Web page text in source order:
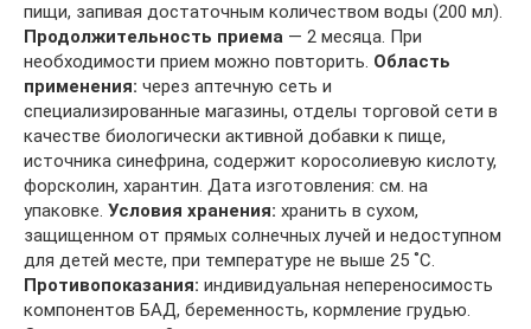
пищи, запивая достаточным количеством воды (200 мл).
Продолжительность приема — 2 месяца. При
необходимости прием можно повторить. Область
применения: через аптечную сеть и
специализированные магазины, отделы торговой сети в
качестве биологически активной добавки к пище,
источника синефрина, содержит коросолиевую кислоту,
форсколин, харантин. Дата изготовления: см. на
упаковке. Условия хранения: хранить в сухом,
защищенном от прямых солнечных лучей и недоступном
для детей месте, при температуре не выше 25 ˚С.
Противопоказания: индивидуальная непереносимость
компонентов БАД, беременность, кормление грудью.